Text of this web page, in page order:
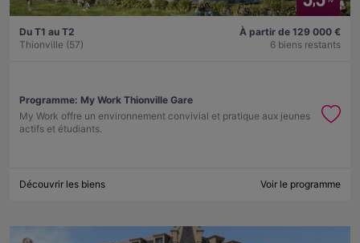
Du T1 au T2
Thionville (57)
À partir de 129 000 €
6 biens restants
Programme: My Work Thionville Gare
My Work offre un environnement convivial et pratique aux jeunes
actifs et étudiants.
Découvrir les biens Voir le programme